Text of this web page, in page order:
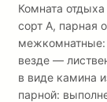
Комната
сорт А, парная
межкомнатные:
везде —
в виде камина
парной: